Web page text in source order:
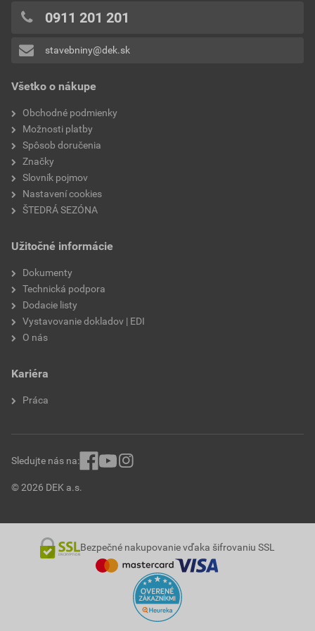
0,03 EUR
bez DPH za ks
Pridávať hodnotenie môže iba prihlásený užívateľ.
Všetko o nákupe
Obchodné podmienky
Možnosti platby
Spôsob doručenia
Značky
Slovník pojmov
Nastavení cookies
ŠTEDRÁ SEZÓNA
Užitočné informácie
Dokumenty
Technická podpora
Dodacie listy
Vystavovanie dokladov | EDI
O nás
Kariéra
Práca
0911 201 201
stavebniny@dek.sk
© 2026 DEK a.s.
Sledujte nás na:
Bezpečné nakupovanie vďaka šifrovaniu SSL